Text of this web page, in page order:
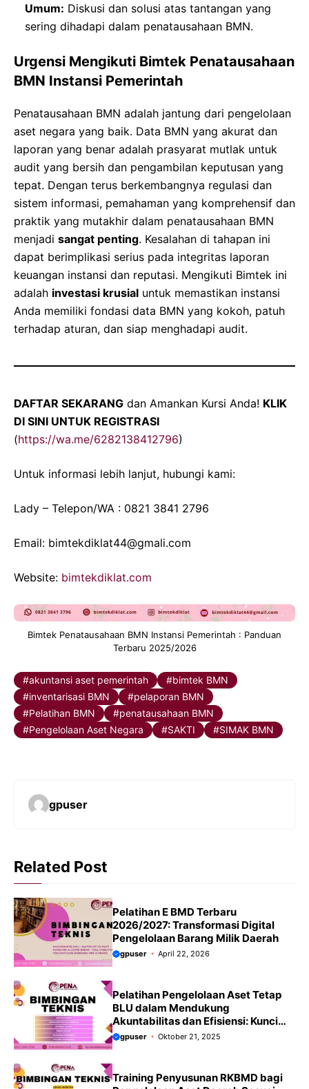
Umum: Diskusi dan solusi atas tantangan yang
sering dihadapi dalam penatausahaan BMN.
Urgensi Mengikuti Bimtek Penatausahaan
BMN Instansi Pemerintah
Penatausahaan BMN adalah jantung dari pengelolaan
aset negara yang baik. Data BMN yang akurat dan
laporan yang benar adalah prasyarat mutlak untuk
audit yang bersih dan pengambilan keputusan yang
tepat. Dengan terus berkembangnya regulasi dan
sistem informasi, pemahaman yang komprehensif dan
praktik yang mutakhir dalam penatausahaan BMN
menjadi sangat penting. Kesalahan di tahapan ini
dapat berimplikasi serius pada integritas laporan
keuangan instansi dan reputasi. Mengikuti Bimtek ini
adalah investasi krusial untuk memastikan instansi
Anda memiliki fondasi data BMN yang kokoh, patuh
terhadap aturan, dan siap menghadapi audit.
DAFTAR SEKARANG dan Amankan Kursi Anda! KLIK
DI SINI UNTUK REGISTRASI
(https://wa.me/6282138412796)
Untuk informasi lebih lanjut, hubungi kami:
Lady – Telepon/WA : 0821 3841 2796
Email: bimtekdiklat44@gmali.com
Website: bimtekdiklat.com
Bimtek Penatausahaan BMN Instansi Pemerintah : Panduan
Terbaru 2025/2026
akuntansi aset pemerintah
bimtek BMN
inventarisasi BMN
pelaporan BMN
Pelatihan BMN
penatausahaan BMN
Pengelolaan Aset Negara
SAKTI SIMAK BMN
gpuser
Related Post
Pelatihan E BMD Terbaru
2026/2027: Transformasi Digital
Pengelolaan Barang Milik Daerah
gpuser April 22, 2026
Pelatihan Pengelolaan Aset Tetap
BLU dalam Mendukung
Akuntabilitas dan Efisiensi: Kunci
Optimalisasi Layanan Publik
Terbaru 2025/2026
gpuser Oktober 21, 2025
Training Penyusunan RKBMD bagi